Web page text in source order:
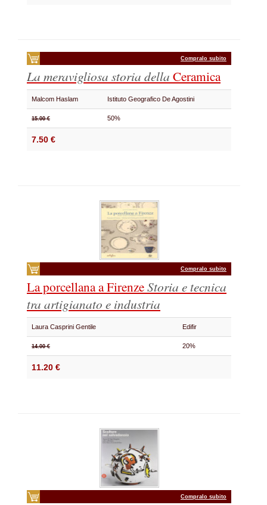
Compralo subito
La meravigliosa storia della Ceramica
Malcom Haslam Istituto Geografico De Agostini
15.00 € 50%
7.50 €
Compralo subito
La porcellana a FirenzeStoria e tecnica
tra artigianato e industria
Laura Casprini Gentile Edifir
14.00 € 20%
11.20 €
Compralo subito